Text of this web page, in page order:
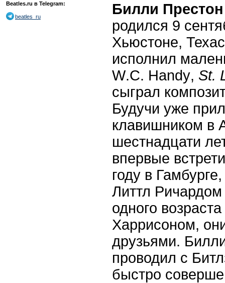
Beatles.ru в Telegram:
beatles_ru
Билли
родился 9
Хьюстоне,
исполнил
W.C. Handy, St.
сыграл
Будучи уже
клавишником в
шестнадцати
впервые
году в
Литтл
одного
Харрисоном,
друзьями.
проводил с
быстро